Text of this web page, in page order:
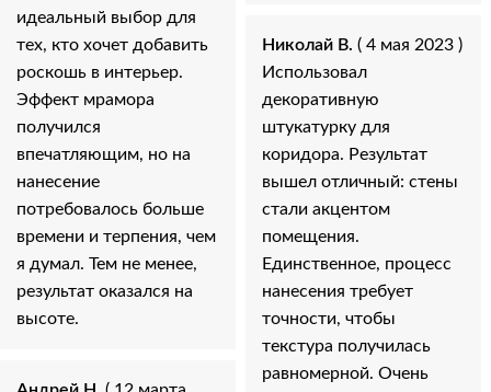
идеальный выбор для
тех, кто хочет добавить
роскошь в интерьер.
Эффект мрамора
получился
впечатляющим, но на
нанесение
потребовалось больше
времени и терпения, чем
я думал. Тем не менее,
результат оказался на
высоте.
Николай В. ( 4 мая 2023 )
Использовал
декоративную
штукатурку для
коридора. Результат
вышел отличный: стены
стали акцентом
помещения.
Единственное, процесс
нанесения требует
точности, чтобы
текстура получилась
равномерной. Очень